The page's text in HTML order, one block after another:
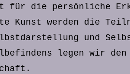
für die persönliche
Kunst werden die
und
legen wir